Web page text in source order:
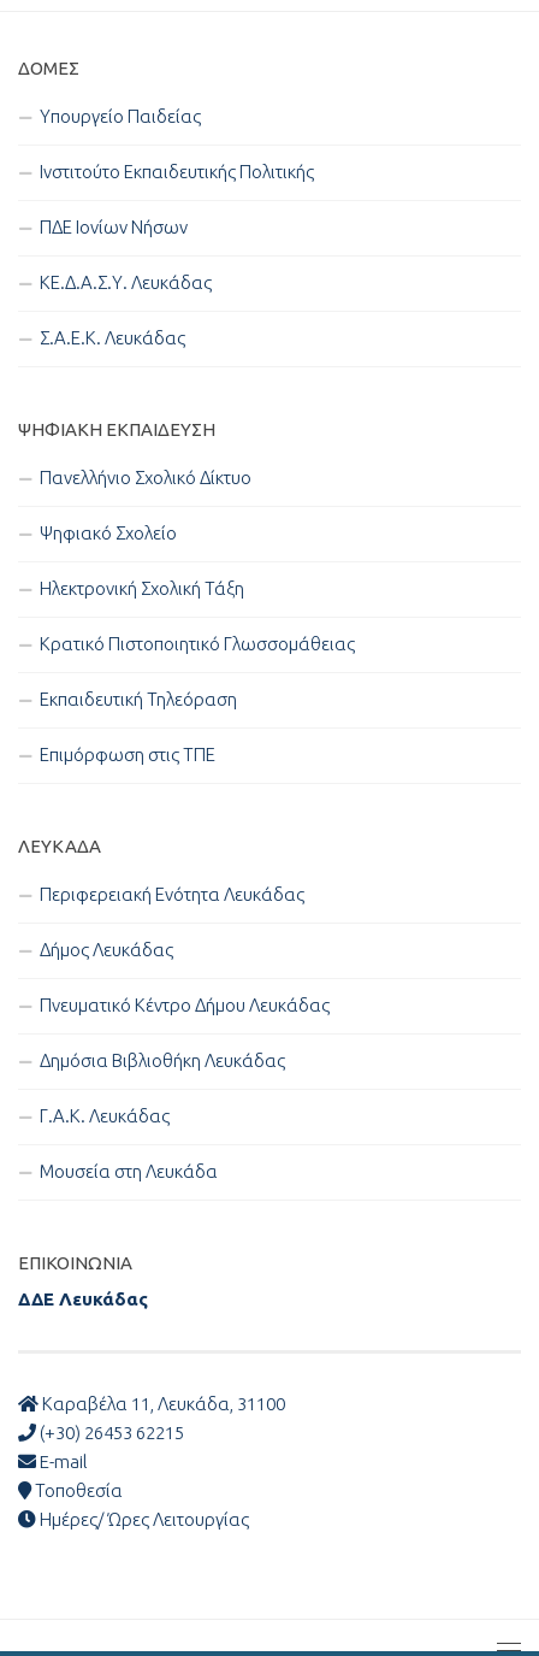
ΔΟΜΈΣ
Υπουργείο Παιδείας
Ινστιτούτο Εκπαιδευτικής Πολιτικής
ΠΔΕ Ιονίων Νήσων
ΚΕ.Δ.Α.Σ.Υ. Λευκάδας
Σ.Α.Ε.Κ. Λευκάδας
ΨΗΦΙΑΚΉ ΕΚΠΑΊΔΕΥΣΗ
Πανελλήνιο Σχολικό Δίκτυο
Ψηφιακό Σχολείο
Ηλεκτρονική Σχολική Τάξη
Κρατικό Πιστοποιητικό Γλωσσομάθειας
Εκπαιδευτική Τηλεόραση
Επιμόρφωση στις ΤΠΕ
ΛΕΥΚΑΔΑ
Περιφερειακή Ενότητα Λευκάδας
Δήμος Λευκάδας
Πνευματικό Κέντρο Δήμου Λευκάδας
Δημόσια Βιβλιοθήκη Λευκάδας
Γ.Α.Κ. Λευκάδας
Μουσεία στη Λευκάδα
ΕΠΙΚΟΙΝΩΝΊΑ
ΔΔΕ Λευκάδας
Καραβέλα 11, Λευκάδα, 31100
(+30) 26453 62215
E-mail
Τοποθεσία
Ημέρες/ Ώρες Λειτουργίας